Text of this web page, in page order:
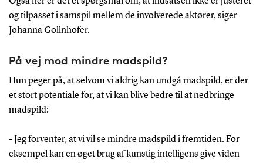
og tilpasset i samspil mellem de involverede aktører, siger
Johanna Gollnhofer.
På vej mod mindre madspild?
Hun peger på, at selvom vi aldrig kan undgå madspild, er der
et stort potentiale for, at vi kan blive bedre til at nedbringe
madspild:
- Jeg forventer, at vi vil se mindre madspild i fremtiden. For
eksempel kan en øget brug af kunstig intelligens give viden